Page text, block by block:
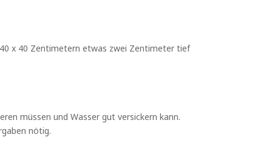
x 40 Zentimetern etwas zwei Zentimeter tief
müssen und Wasser gut versickern kann.
nötig.